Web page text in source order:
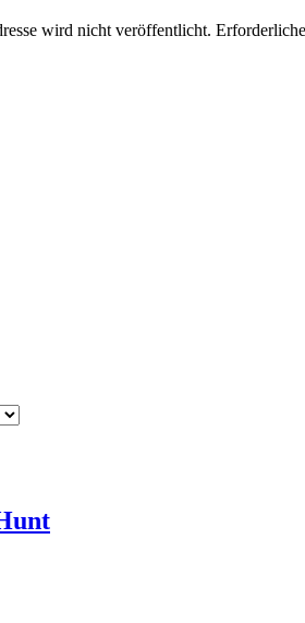
wird nicht veröffentlicht.